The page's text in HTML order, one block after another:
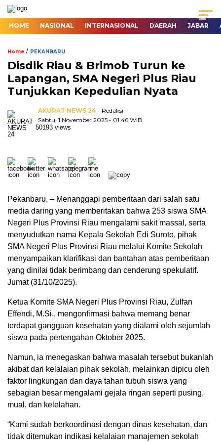
HOME NASIONAL INTERNASIONAL DAERAH JABAR
Home / PEKANBARU
Disdik Riau & Brimob Turun ke
Lapangan, SMA Negeri Plus Riau
Tunjukkan Kepedulian Nyata
AKURAT NEWS 24 - Redaksi
Sabtu, 1 November 2025 - 01:46 WIB
50193 views
Pekanbaru, – Menanggapi pemberitaan dari salah satu
media daring yang memberitakan bahwa 253 siswa SMA
Negeri Plus Provinsi Riau mengalami sakit massal, serta
menyudutkan nama Kepala Sekolah Edi Suroto, pihak
SMA Negeri Plus Provinsi Riau melalui Komite Sekolah
menyampaikan klarifikasi dan bantahan atas pemberitaan
yang dinilai tidak berimbang dan cenderung spekulatif.
Jumat (31/10/2025).
Ketua Komite SMA Negeri Plus Provinsi Riau, Zulfan
Effendi, M.Si., mengonfirmasi bahwa memang benar
terdapat gangguan kesehatan yang dialami oleh sejumlah
siswa pada pertengahan Oktober 2025.
Namun, ia menegaskan bahwa masalah tersebut bukanlah
akibat dari kelalaian pihak sekolah, melainkan dipicu oleh
faktor lingkungan dan daya tahan tubuh siswa yang
sebagian besar mengalami gejala ringan seperti pusing,
mual, dan kelelahan.
“Kami sudah berkoordinasi dengan dinas kesehatan, dan
tidak ditemukan indikasi kelalaian manajemen sekolah